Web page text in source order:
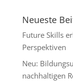
Neueste
Future Skills
Perspektiven
Neu:
nachhaltigen